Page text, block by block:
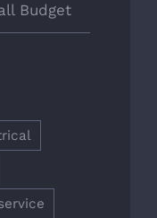
Budget